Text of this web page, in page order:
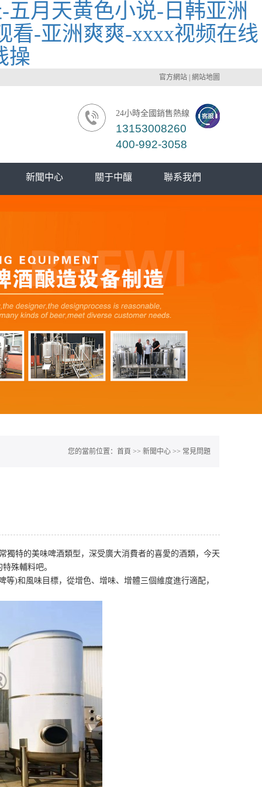
月天黄色小说-日韩亚洲
看-亚洲爽爽-xxxx视频在线
操
官方網站 網站地圖
24小時全國銷售熱線
13153008260
400-992-3058
新聞中心 關于中釀 聯系我們
您的當前位置： 首頁 >> 新聞中心 >> 常見問題
獨特的美味啤酒類型，深受廣大消費者的喜愛的酒類，今天
殊輔料吧。
和風味目標，從增色、增味、增體三個維度進行適配，